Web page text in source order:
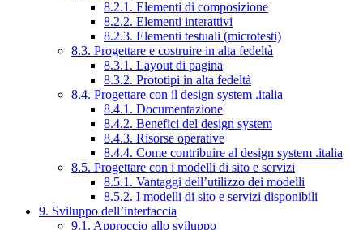
8.2.1. Elementi di composizione
8.2.2. Elementi interattivi
8.2.3. Elementi testuali (microtesti)
8.3. Progettare e costruire in alta fedeltà
8.3.1. Layout di pagina
8.3.2. Prototipi in alta fedeltà
8.4. Progettare con il design system .italia
8.4.1. Documentazione
8.4.2. Benefici del design system
8.4.3. Risorse operative
8.4.4. Come contribuire al design system .italia
8.5. Progettare con i modelli di sito e servizi
8.5.1. Vantaggi dell’utilizzo dei modelli
8.5.2. I modelli di sito e servizi disponibili
9. Sviluppo dell’interfaccia
9.1. Approccio allo sviluppo